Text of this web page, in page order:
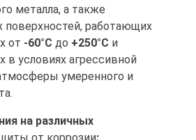
металла, а также
поверхностей, работающих
от -60°С до +250°С и
в условиях агрессивной
умеренного и
на различных